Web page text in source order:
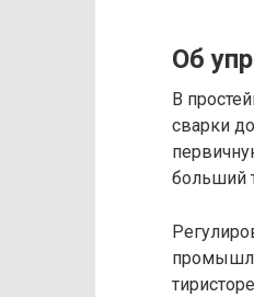
Об
В
сварки
больший